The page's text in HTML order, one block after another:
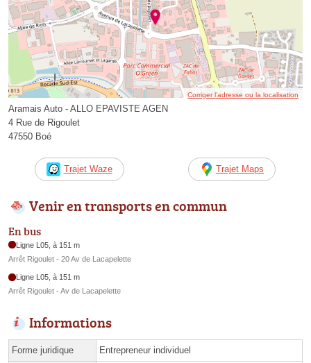
Corriger l’adresse ou la localisation
Aramais Auto - ALLO EPAVISTE AGEN
4 Rue de Rigoulet
47550 Boé
Trajet Waze Trajet Maps
Venir en transports en commun
En bus
Ligne L05, à 151 m
Arrêt Rigoulet - 20 Av de Lacapelette
Ligne L05, à 151 m
Arrêt Rigoulet - Av de Lacapelette
Informations
Forme juridique Entrepreneur individuel